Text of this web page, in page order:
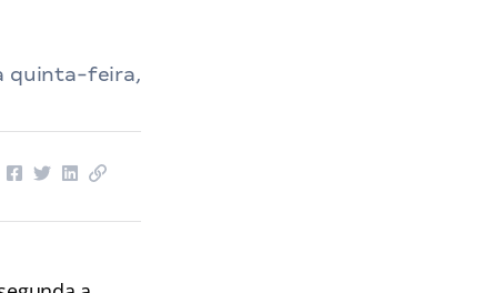
quinta-feira,